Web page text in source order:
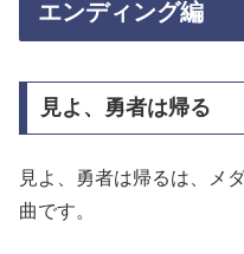
エンディング編
見よ、勇者は帰る
見よ、勇者は帰るは、メ
曲です。